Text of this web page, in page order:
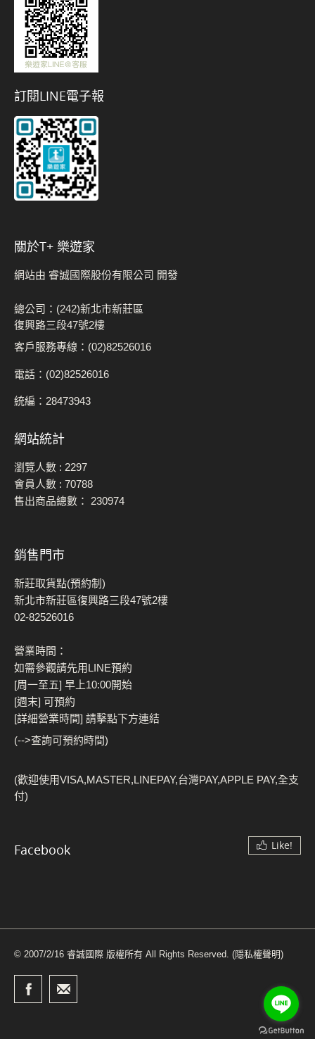
訂閱LINE電子報
關於t+ 樂遊家
網站由 睿誠國際股份有限公司 開發
總公司：(242)新北市新莊區
復興路三段47號2樓
客戶服務專線：(02)82526016
電話：(02)82526016
統編：28473943
網站統計
瀏覽人數 : 2297
會員人數 : 70788
售出商品總數： 230974
銷售門市
新莊取貨點(預約制)
新北市新莊區復興路三段47號2樓
02-82526016
營業時間：
如需參觀請先用LINE預約
[周一至五] 早上10:00開始
[週末] 可預約
[詳細營業時間] 請擊點下方連結
(-->查詢可預約時間)
(歡迎使用VISA,MASTER,LINEPAY,台灣PAY,APPLE PAY,全支
付)
Facebook Like!
© 2007/2/16 睿誠國際 版權所有 All Rights Reserved. (隱私權聲明)